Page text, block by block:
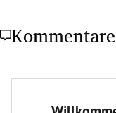
Kommentare